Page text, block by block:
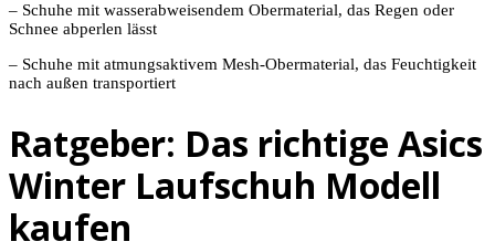
– Schuhe mit wasserabweisendem Obermaterial, das Regen oder
Schnee abperlen lässt
– Schuhe mit atmungsaktivem Mesh-Obermaterial, das Feuchtigkeit
nach außen transportiert
Ratgeber: Das richtige Asics
Winter Laufschuh Modell
kaufen